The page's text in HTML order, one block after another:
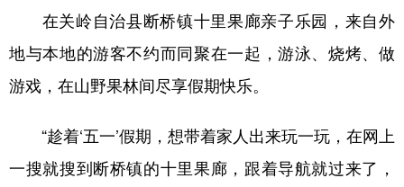
黔南 黔西南
地方频道
北京 天津 河北 山西
辽宁 吉林 上海 江苏
在关岭自治县断桥镇十里果廊亲子乐园，来自外
地与本地的游客不约而同聚在一起，游泳、烧烤、做
游戏，在山野果林间尽享假期快乐。
“趁着‘五一’假期，想带着家人出来玩一玩，在网上
一搜就搜到断桥镇的十里果廊，跟着导航就过来了，